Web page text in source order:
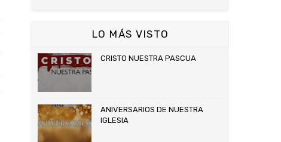
LO MÁS VISTO
CRISTO NUESTRA PASCUA
ANIVERSARIOS DE NUESTRA
IGLESIA